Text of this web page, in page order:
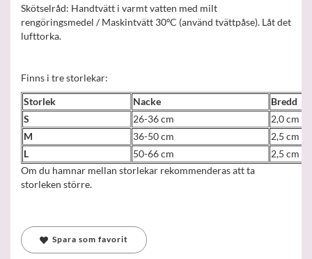
Skötselråd: Handtvätt i varmt vatten med milt
rengöringsmedel / Maskintvätt 30ºC (använd tvättpåse). Låt det
lufttorka.
Finns i tre storlekar:
Storlek
Nacke
Bredd
S
26-36 cm
2,0 cm
M
36-50 cm
2,5 cm
L
50-66 cm
2,5 cm
Om du hamnar mellan storlekar rekommenderas att ta
storleken större.
Spara som favorit